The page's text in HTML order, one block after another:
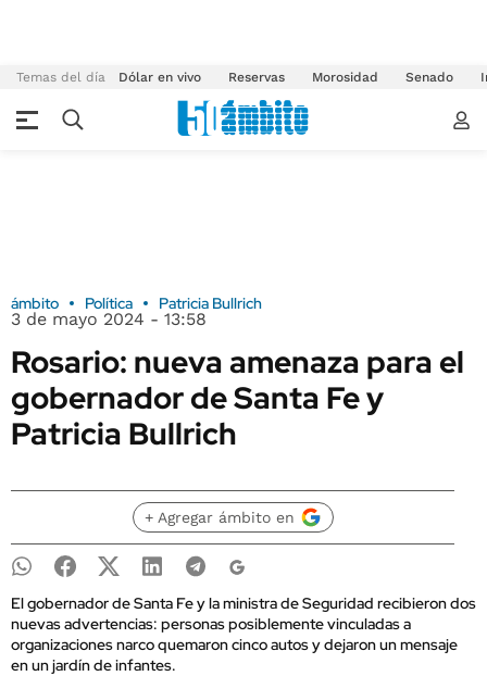
Temas del día Dólar en vivo Reservas Morosidad Senado
ámbito Política Patricia Bullrich
3 de mayo 2024 - 13:58
Rosario: nueva amenaza para el
gobernador de Santa Fe y
Patricia Bullrich
+ Agregar ámbito en
El gobernador de Santa Fe y la ministra de Seguridad recibieron dos
nuevas advertencias: personas posiblemente vinculadas a
organizaciones narco quemaron cinco autos y dejaron un mensaje
en un jardín de infantes.